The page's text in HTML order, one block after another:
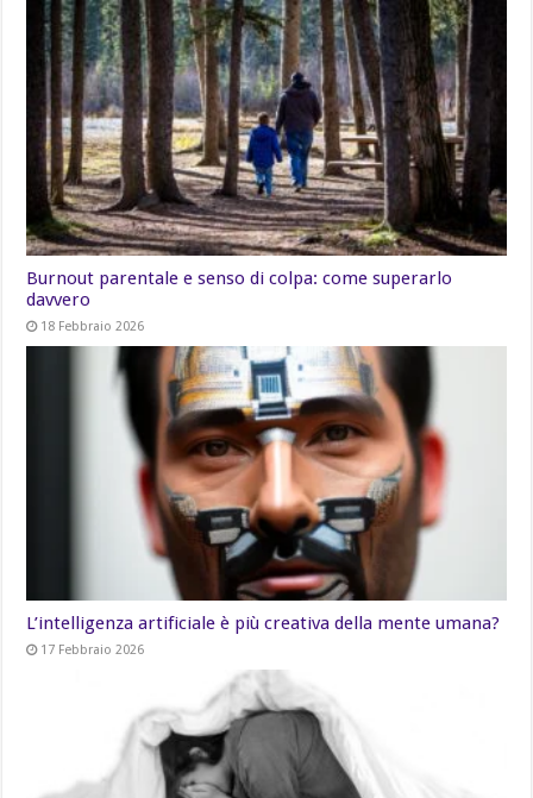
Burnout parentale e senso di colpa: come superarlo
davvero
18 Febbraio 2026
L’intelligenza artificiale è più creativa della mente umana?
17 Febbraio 2026